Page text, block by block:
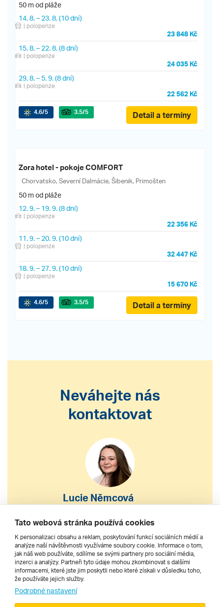
50 m od pláže
14. 8.– 23. 8.(10 dní)
| polopenze
23 848 Kč
15. 8.– 22. 8.(8 dní)
| polopenze
24 035 Kč
29. 8.– 5. 9.(8 dní)
| polopenze
22 562 Kč
4.6/5 3.5/5 Detail a termíny
Zora hotel - pokoje COMFORT
Chorvatsko, Severní Dalmácie, Šibenik, Primošten
50 m od pláže
12. 9.– 19. 9.(8 dní)
| polopenze
22 356 Kč
11. 9.– 20. 9.(10 dní)
| polopenze
32 447 Kč
18. 9.– 27. 9.(10 dní)
| polopenze
15 670 Kč
4.6/5 3.5/5 Detail a termíny
Neváhejte nás
kontaktovat
Lucie Němcová
S výběrem nebo nákupem
zájezdu vám pomohu
222 200 610
Tato webová stránka používá cookies
K personalizaci obsahu a reklam, poskytování funkcí sociálních médií a
analýze naší návštěvnosti využíváme soubory cookie. Informace o tom,
jak náš web používáte, sdílíme se svými partnery pro sociální média,
inzerci a analýzy. Partneři tyto údaje mohou zkombinovat s dalšími
informacemi, které jste jim poskytli nebo které získali v důsledku toho,
že používáte jejich služby.
Podrobné nastavení